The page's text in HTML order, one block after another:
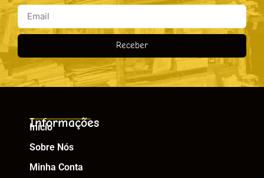
Receber
Informações
Início
Sobre Nós
Minha Conta